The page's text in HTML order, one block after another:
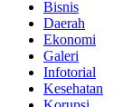
Bisnis
Daerah
Ekonomi
Galeri
Infotorial
Kesehatan